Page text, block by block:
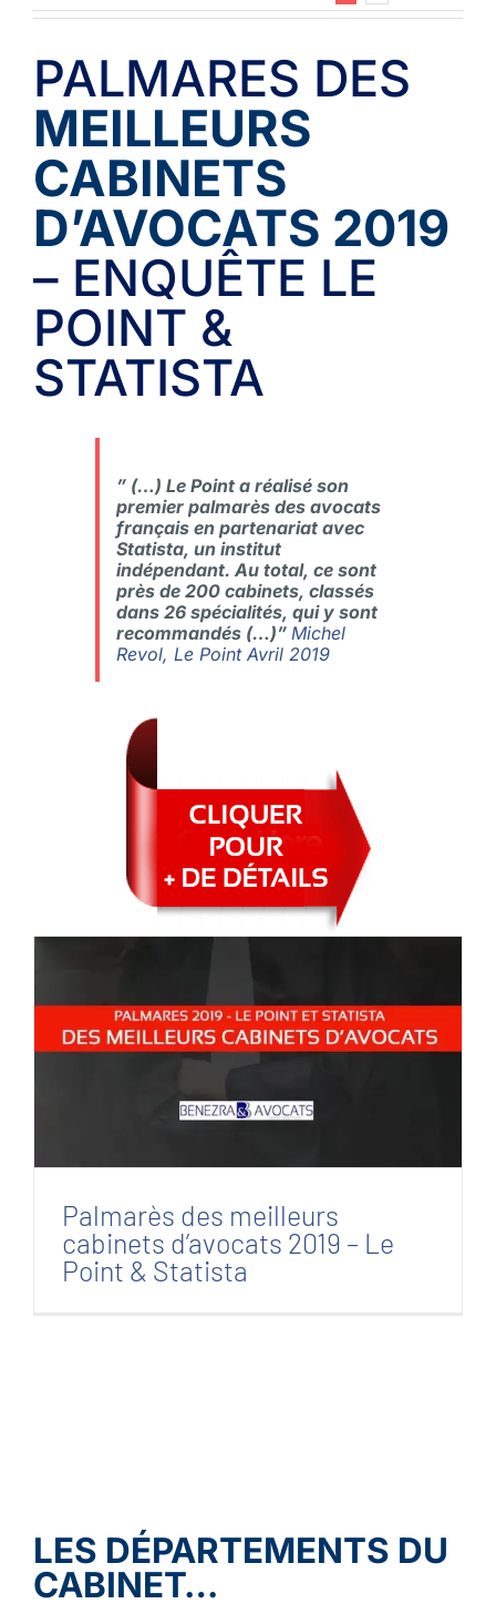
PALMARES DES
MEILLEURS
CABINETS
D’AVOCATS 2019
– ENQUÊTE LE
POINT &
STATISTA
” (…) Le Point a réalisé son
premier palmarès des avocats
français en partenariat avec
Statista, un institut
indépendant. Au total, ce sont
près de 200 cabinets, classés
dans 26 spécialités, qui y sont
recommandés (…)” Michel
Revol, Le Point Avril 2019
Palmarès des meilleurs cabinets d’avocats
2019 – Le Point & Statista
Palmarès des meilleurs
cabinets d’avocats 2019 – Le
Point & Statista
LES DÉPARTEMENTS DU
CABINET…